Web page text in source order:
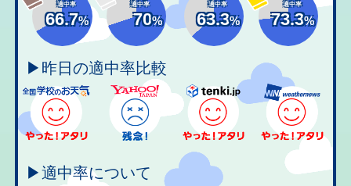
適中率
66.7%
適中率
70%
適中率
63.3%
適中率
73.3%
▶昨日の適中率比較
▶適中率について